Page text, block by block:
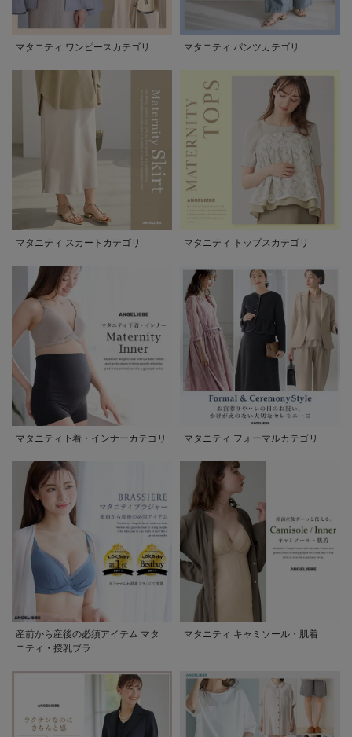
マタニティ ワンピースカテゴリ マタニティ パンツカテゴリ
マタニティ スカートカテゴリ マタニティ トップスカテゴリ
マタニティ下着・インナーカテゴリ マタニティ フォーマルカテゴリ
産前から産後の必須アイテム マタ
ニティ・授乳ブラ
マタニティ キャミソール・肌着